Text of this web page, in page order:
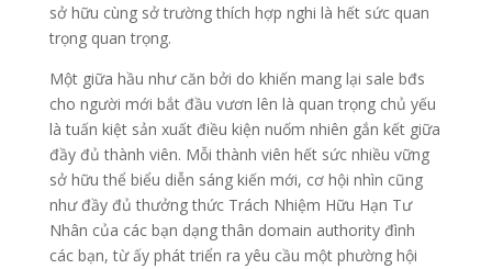
sở hữu cùng sở trường thích hợp nghi là hết sức quan
trọng quan trọng.
Một giữa hầu như căn bởi do khiến mang lại sale bđs
cho người mới bắt đầu vươn lên là quan trọng chủ yếu
là tuấn kiệt sản xuất điều kiện nuốm nhiên gắn kết giữa
đầy đủ thành viên. Mỗi thành viên hết sức nhiều vững
sở hữu thể biểu diễn sáng kiến mới, cơ hội nhìn cũng
như đầy đủ thưởng thức Trách Nhiệm Hữu Hạn Tư
Nhân của các bạn dạng thân domain authority đình
các bạn, từ ấy phát triển ra yêu cầu một phường hội